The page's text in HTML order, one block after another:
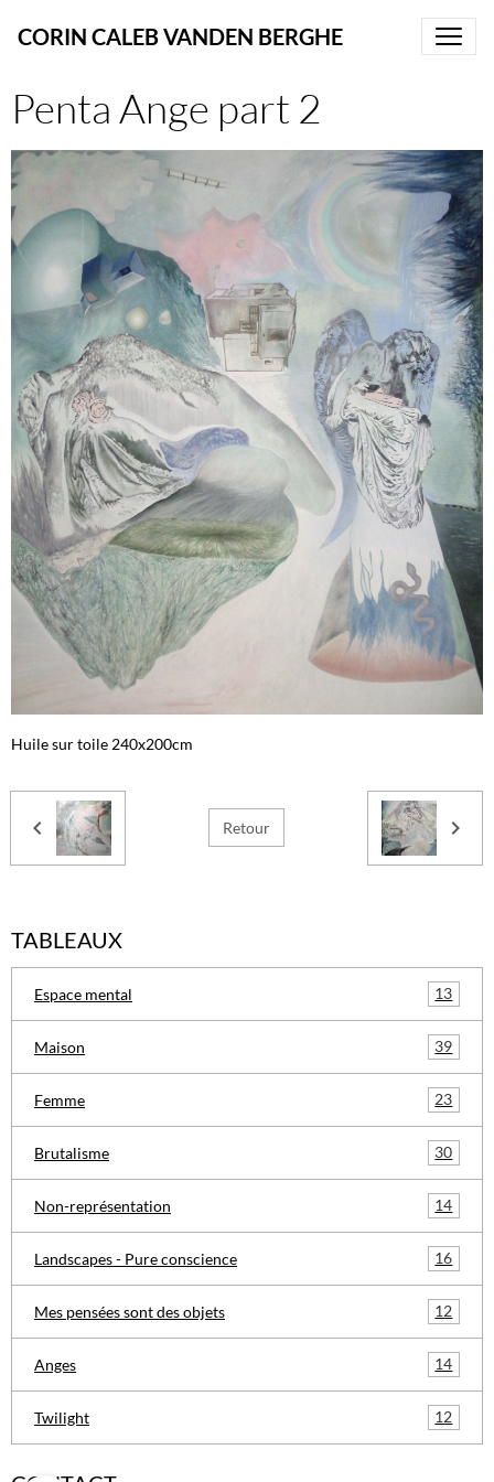
CORIN CALEB VANDEN BERGHE
Penta Ange part 2
Huile sur toile 240x200cm
Retour
TABLEAUX
Espace mental 13
Maison 39
Femme 23
Brutalisme 30
Non-représentation 14
Landscapes - Pure conscience 16
Mes pensées sont des objets 12
Anges 14
Twilight 12